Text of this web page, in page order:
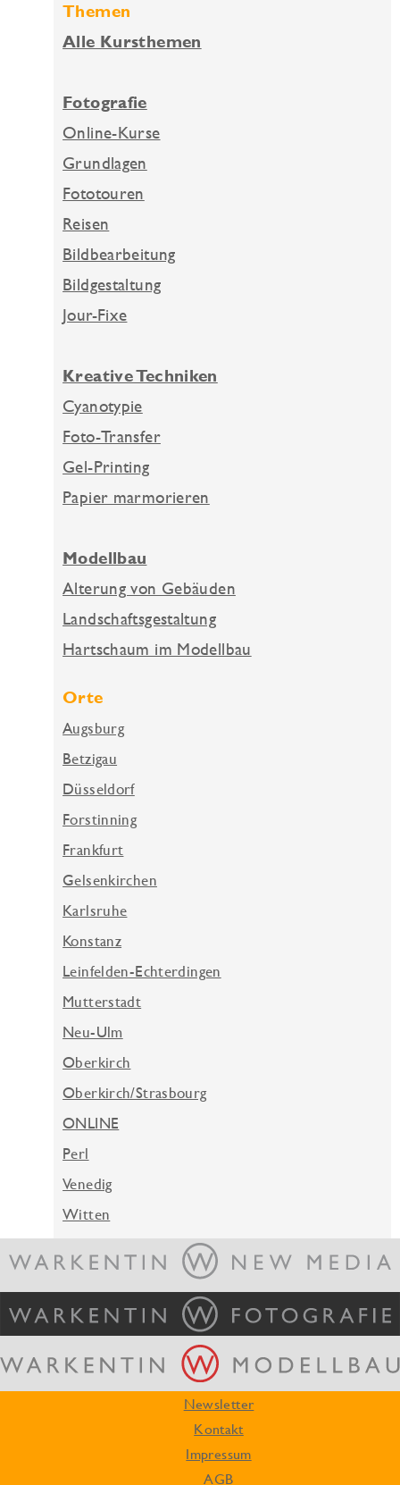
Themen
Alle Kursthemen
Fotografie
Online-Kurse
Grundlagen
Fototouren
Reisen
Bildbearbeitung
Bildgestaltung
Jour-Fixe
Kreative Techniken
Cyanotypie
Foto-Transfer
Gel-Printing
Papier marmorieren
Modellbau
Alterung von Gebäuden
Landschaftsgestaltung
Hartschaum im Modellbau
Orte
Augsburg
Betzigau
Düsseldorf
Forstinning
Frankfurt
Gelsenkirchen
Karlsruhe
Konstanz
Leinfelden-Echterdingen
Mutterstadt
Neu-Ulm
Oberkirch
Oberkirch/Strasbourg
ONLINE
Perl
Venedig
Witten
Newsletter
Kontakt
Impressum
AGB